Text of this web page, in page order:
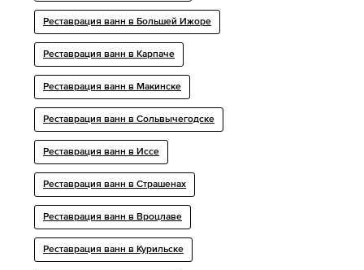
Реставрация ванн в Большей Ижоре
Реставрация ванн в Карпаче
Реставрация ванн в Макинске
Реставрация ванн в Сольвычегодске
Реставрация ванн в Иссе
Реставрация ванн в Страшенах
Реставрация ванн в Вроцлаве
Реставрация ванн в Курильске